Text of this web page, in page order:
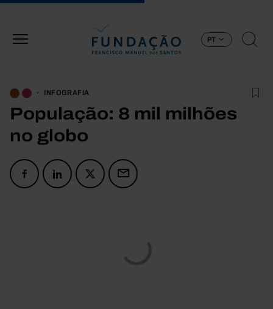
PT
INFOGRAFIA
População: 8 mil milhões
no globo